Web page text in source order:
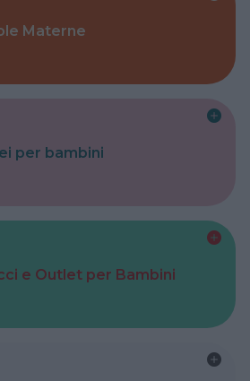
Materne
per bambini
e Outlet per Bambini